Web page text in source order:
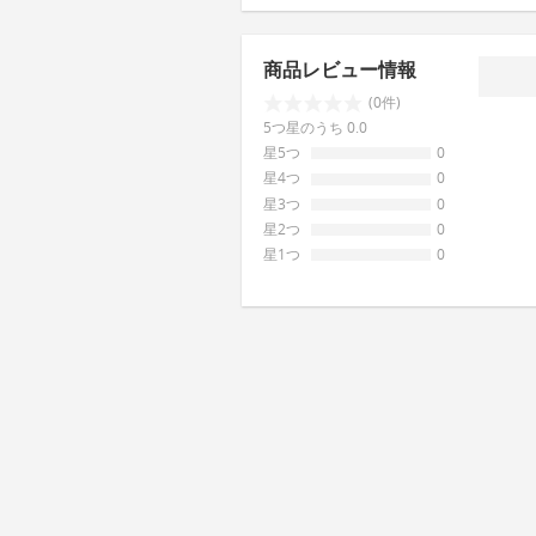
商品レビュー情報
(0件)
5つ星のうち 0.0
星5つ
0
星4つ
0
星3つ
0
星2つ
0
星1つ
0